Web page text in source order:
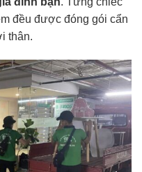
đều được đóng gói cẩn
thân.